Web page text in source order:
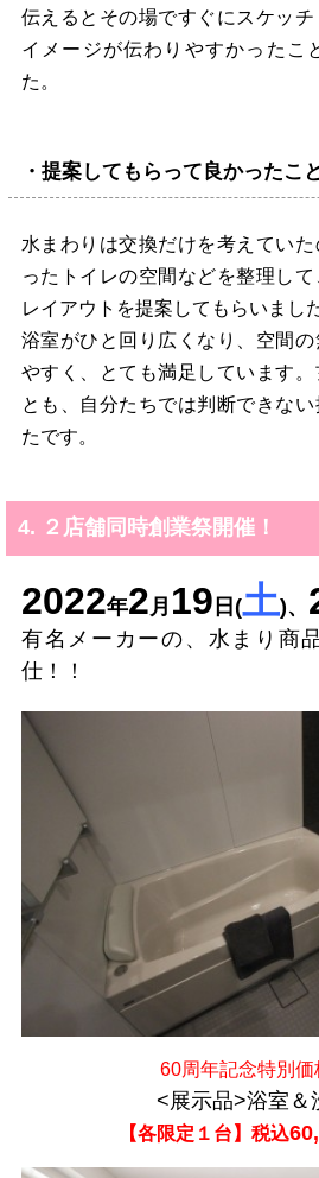
伝えるとその場ですぐにスケッチ
イメージが伝わりやすかったこ
た。
・提案してもらって良かったこ
水まわりは交換だけを考えてい
ったトイレの空間などを整理し
レイアウトを提案してもらいました
浴室がひと回り広くなり、空間
やすく、とても満足しています
とも、自分たちでは判断できな
たです。
4. ２店舗同時創業祭開催！
2022年2月 19 日(土)、
有名メーカーの、水まり商
仕！！
60周年記念特別価
<展示品>浴室＆
【各限定１台】税込